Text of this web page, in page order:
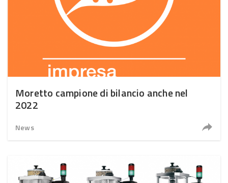
Moretto campione di bilancio anche nel
2022
News